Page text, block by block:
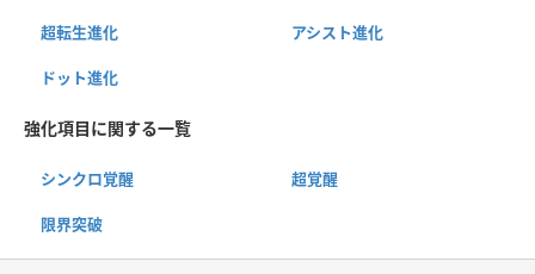
超転生進化 アシスト進化
ドット進化
強化項目に関する一覧
シンクロ覚醒 超覚醒
限界突破